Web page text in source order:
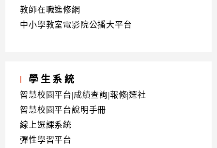
教師在職進修網
中小學教室電影院公播大平台
學生系統
智慧校園平台|成績查詢|報修|選社
智慧校園平台說明手冊
線上選課系統
彈性學習平台